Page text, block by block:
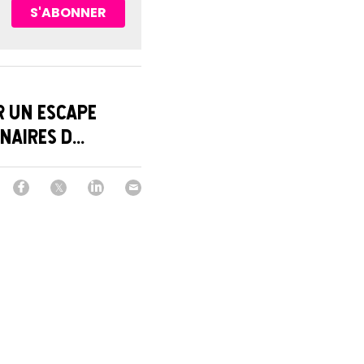
S'ABONNER
Escape
d...